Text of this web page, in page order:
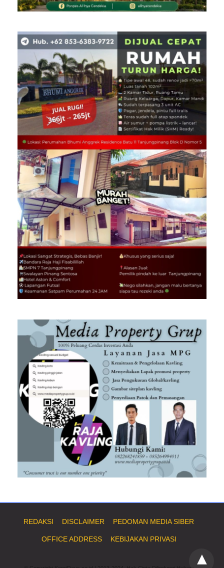
REDAKSI DISCLAIMER PEDOMAN MEDIA SIBER
OFFICE ADDRESS KEBIJAKAN PRIVASI